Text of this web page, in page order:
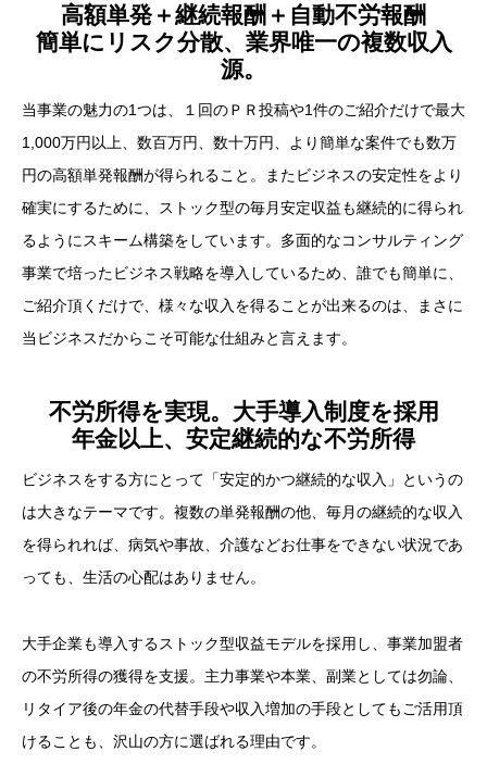
高額単発＋継続報酬＋自動不労報酬
簡単にリスク分散、業界唯一の複数収入
源。
当事業の魅力の1つは、１回のＰＲ投稿や1件のご紹介だけで最大
1,000万円以上、数百万円、数十万円、より簡単な案件でも数万
円の高額単発報酬が得られること。またビジネスの安定性をより
確実にするために、ストック型の毎月安定収益も継続的に得られ
るようにスキーム構築をしています。多面的なコンサルティング
事業で培ったビジネス戦略を導入しているため、誰でも簡単に、
ご紹介頂くだけで、様々な収入を得ることが出来るのは、まさに
当ビジネスだからこそ可能な仕組みと言えます。
不労所得を実現。大手導入制度を採用
年金以上、安定継続的な不労所得
ビジネスをする方にとって「安定的かつ継続的な収入」というの
は大きなテーマです。複数の単発報酬の他、毎月の継続的な収入
を得られれば、病気や事故、介護などお仕事をできない状況であ
っても、生活の心配はありません。
大手企業も導入するストック型収益モデルを採用し、事業加盟者
の不労所得の獲得を支援。主力事業や本業、副業としては勿論、
リタイア後の年金の代替手段や収入増加の手段としてもご活用頂
けることも、沢山の方に選ばれる理由です。